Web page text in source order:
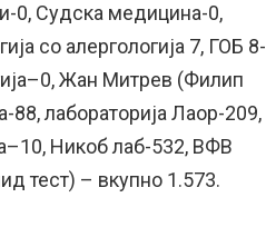
0, Судска медицина-0,
со алергологија 7, ГОБ 8-
Жан Митрев (Филип
88, лабораторија Лаор-209,
Никоб лаб-532, ВФВ
тест) – вкупно 1.573.